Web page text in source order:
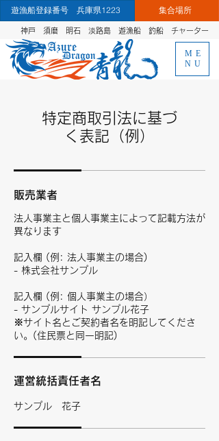
遊漁船登録番号 兵庫県1223
神戸 須磨 明石 淡路島 遊漁船 釣船 チャーター
ME
NU
集合場所
特定商取引法に基づ
く表記（例）
販売業者
法人事業主と個人事業主によって記載方法が
異なります
記入欄 (例: 法人事業主の場合)
- 株式会社サンプル
記入欄 (例: 個人事業主の場合）
- サンプルサイト サンプル花子
※サイト名とご契約者名を明記してくださ
い。(住民票と同一明記)
運営統括責任者名
サンプル 花子